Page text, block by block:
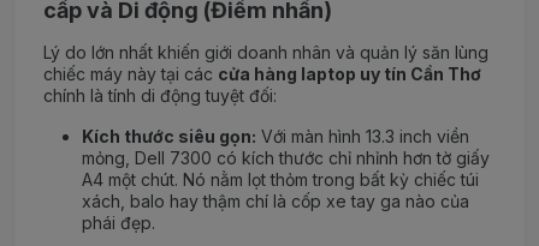
cấp và Di động (Điểm nhấn)
Lý do lớn nhất khiến giới doanh nhân và quản lý săn lùng
chiếc máy này tại các cửa hàng laptop uy tín Cần Thơ
chính là tính di động tuyệt đối:
Kích thước siêu gọn: Với màn hình 13.3 inch viền
mỏng, Dell 7300 có kích thước chỉ nhỉnh hơn tờ giấy
A4 một chút. Nó nằm lọt thỏm trong bất kỳ chiếc túi
xách, balo hay thậm chí là cốp xe tay ga nào của
phái đẹp.